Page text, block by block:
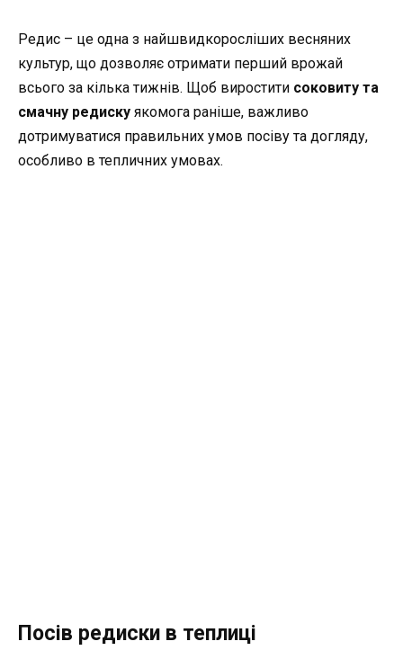
Редис – це одна з найшвидкоросліших весняних
культур, що дозволяє отримати перший врожай
всього за кілька тижнів. Щоб виростити соковиту та
смачну редиску якомога раніше, важливо
дотримуватися правильних умов посіву та догляду,
особливо в тепличних умовах.
Посів редиски в теплиці